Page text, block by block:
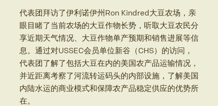
代表团拜访了伊利诺伊州Ron Kindred大豆农场，亲
眼目睹了当前农场的大豆作物长势，听取大豆农民分
享近期天气情况、大豆作物单产预期和销售进展等信
息。通过对USSEC会员单位新谷（CHS）的访问，
代表团了解了包括大豆在内的美国农产品运输情况，
并近距离考察了河流转运码头的内部设施，了解美国
内陆水运的商业模式和保障农产品稳定供应的优势所
在。